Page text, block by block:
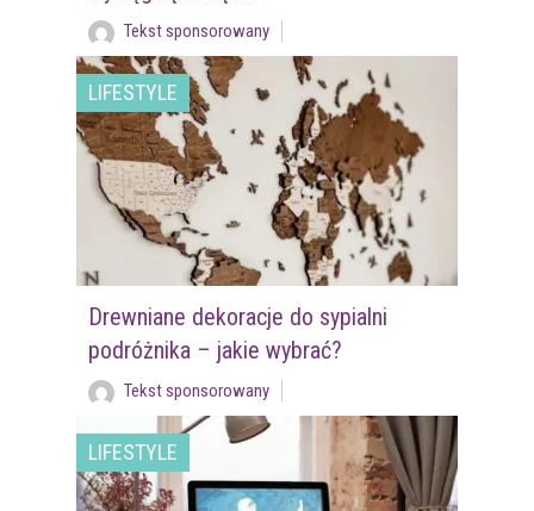
Tekst sponsorowany
LIFESTYLE
Drewniane dekoracje do sypialni
podróżnika – jakie wybrać?
Tekst sponsorowany
LIFESTYLE